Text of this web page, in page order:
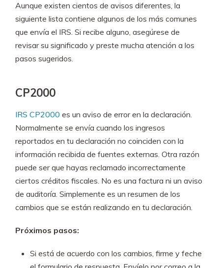
Aunque existen cientos de avisos diferentes, la
siguiente lista contiene algunos de los más comunes
que envía el IRS. Si recibe alguno, asegúrese de
revisar su significado y preste mucha atención a los
pasos sugeridos.
CP2000
IRS CP2000 es un aviso de error en la declaración.
Normalmente se envía cuando los ingresos
reportados en tu declaración no coinciden con la
información recibida de fuentes externas. Otra razón
puede ser que hayas reclamado incorrectamente
ciertos créditos fiscales. No es una factura ni un aviso
de auditoría. Simplemente es un resumen de los
cambios que se están realizando en tu declaración.
Próximos pasos:
Si está de acuerdo con los cambios, firme y feche